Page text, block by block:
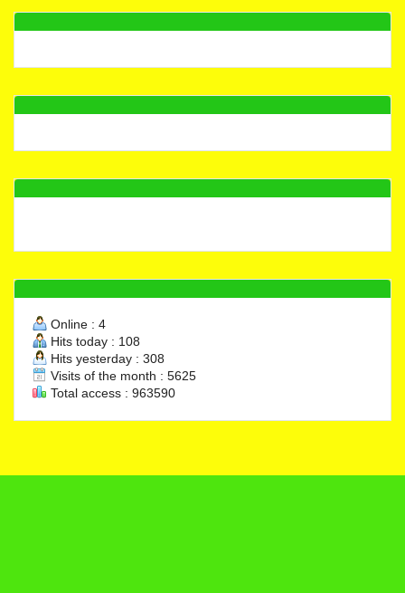
Online : 4
Hits today : 108
Hits yesterday : 308
Visits of the month : 5625
Total access : 963590